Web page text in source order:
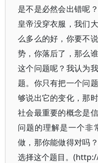
是不是必然会出错呢
皇帝没穿衣服，我们
么多么的好，你要不
势，你落后了，那么
这个问题呢？我认为
题。你只有把一个问
够说出它的变化，那
社会最重要的概念是
问题的理解是一个非
做，那你能做得对吗
选择这个题目。